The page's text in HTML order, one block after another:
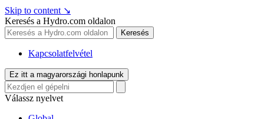
Skip to content ↘
Keresés a Hydro.com oldalon
Keresés
Kapcsolatfelvétel
Ez itt a magyarországi honlapunk
Válassz nyelvet